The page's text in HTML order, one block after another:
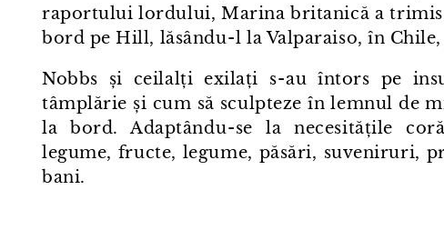
raportului lordului, Marina britanică a
bord pe Hill, lăsându⁠-⁠l la Valparaiso, în
Nobbs și ceilalți exilați s⁠-⁠au întors pe
tâmplărie și cum să sculpteze în lemnul de
la bord. Adaptându⁠-⁠se la necesitățile
legume, fructe, legume, păsări, suveniruri,
bani.